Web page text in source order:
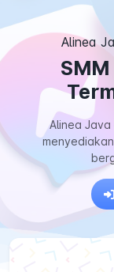
Alinea
Alinea